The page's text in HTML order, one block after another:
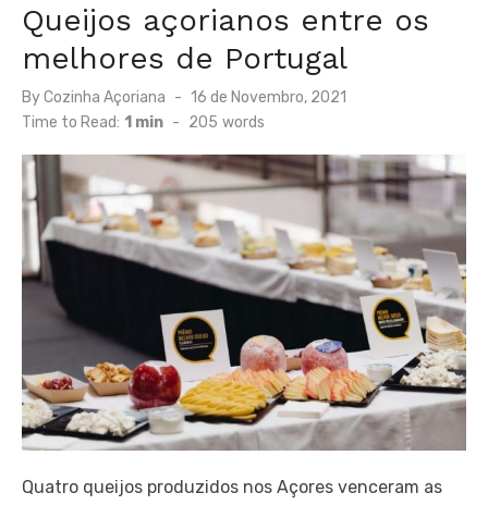
Queijos açorianos entre os
melhores de Portugal
ByCozinha Açoriana
Posted
on
16 de Novembro, 2021
Time to Read: 1 min - 205 words
Quatro queijos produzidos nos Açores venceram as